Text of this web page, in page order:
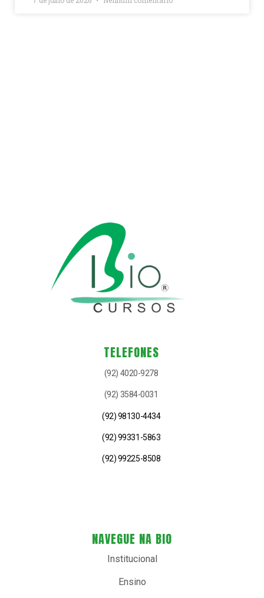
TELEFONES
(92) 4020-9278
(92) 3584-0031
(92) 98130-4434
(92) 99331-5863
(92) 99225-8508
NAVEGUE NA BIO
Institucional
Ensino